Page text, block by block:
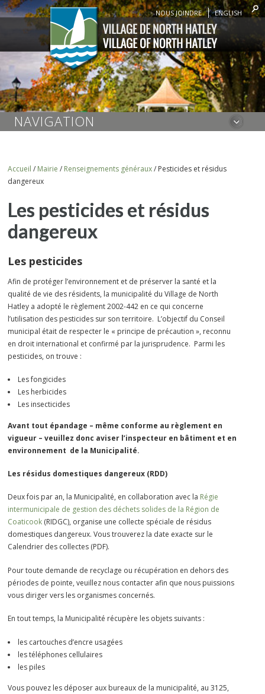
NOUS JOINDRE ENGLISH
NAVIGATION
Accueil / Mairie / Renseignements généraux/ Pesticides et résidus
dangereux
Les pesticides et résidus
dangereux
Les pesticides
Afin de protéger l’environnement et de préserver la santé et la
qualité de vie des résidents, la municipalité du Village de North
Hatley a adopté le règlement 2002-442 en ce qui concerne
l’utilisation des pesticides sur son territoire. L’objectif du Conseil
municipal était de respecter le « principe de précaution », reconnu
en droit international et confirmé par la jurisprudence. Parmi les
pesticides, on trouve :
Les fongicides
Les herbicides
Les insecticides
Avant tout épandage – même conforme au règlement en
vigueur – veuillez donc aviser l’inspecteur en bâtiment et en
environnement de la Municipalité.
Les résidus domestiques dangereux (RDD)
Deux fois par an, la Municipalité, en collaboration avec la Régie
intermunicipale de gestion des déchets solides de la Région de
Coaticook (RIDGC), organise une collecte spéciale de résidus
domestiques dangereux. Vous trouverez la date exacte sur le
Calendrier des collectes (PDF).
Pour toute demande de recyclage ou récupération en dehors des
périodes de pointe, veuillez nous contacter afin que nous puissions
vous diriger vers les organismes concernés.
En tout temps, la Municipalité récupère les objets suivants :
les cartouches d’encre usagées
les téléphones cellulaires
les piles
Vous pouvez les déposer aux bureaux de la municipalité, au 3125,